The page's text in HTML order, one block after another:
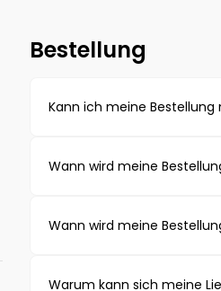
Bestellung
Kann ich meine
Solange deine Bestellung
Wann wird meine
Deine Bestellung wird in
Wann wird meine
Deine Bestellung wird in
Warum kann sich meine